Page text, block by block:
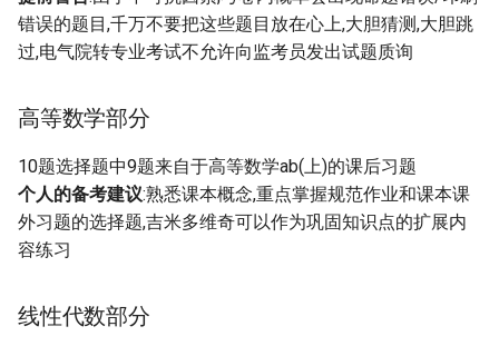
错误的题目,千万不要把这些题目放在心上,大胆猜测,大胆跳
过,电气院转专业考试不允许向监考员发出试题质询
高等数学部分
10题选择题中9题来自于高等数学ab(上)的课后习题
个人的备考建议:熟悉课本概念,重点掌握规范作业和课本课
外习题的选择题,吉米多维奇可以作为巩固知识点的扩展内
容练习
线性代数部分